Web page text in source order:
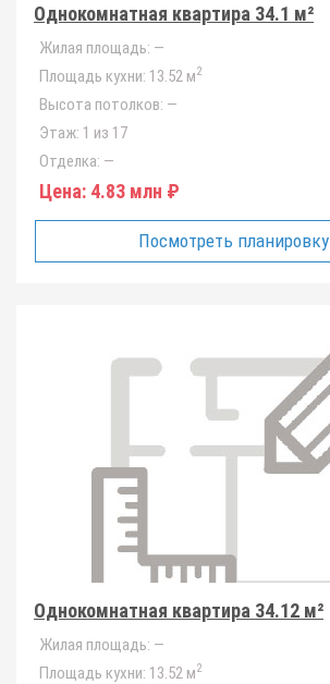
Однокомнатная квартира 34.1 м²
Жилая площадь: —
Площадь кухни: 13.52 м2
Высота потолков: —
Этаж: 1 из 17
Отделка: —
Цена: 4.83 млн ₽
Посмотреть планировку
Однокомнатная квартира 34.12 м²
Жилая площадь: —
Площадь кухни: 13.52 м2